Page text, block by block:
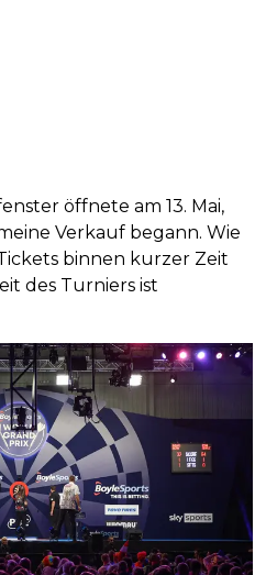
öffnete am 13. Mai,
Verkauf begann. Wie
binnen kurzer Zeit
des Turniers ist